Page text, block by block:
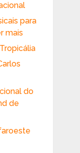
para
mais
do
de